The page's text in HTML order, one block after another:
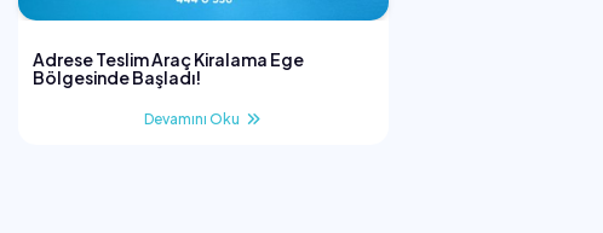
Adrese Teslim Araç Kiralama Ege
Bölgesinde Başladı!
Devamını Oku